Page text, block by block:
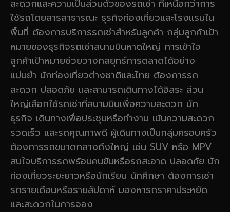
สะดวกและความเป็นส่วนตัวของรถเช่า ที่เหนือกว่าการ
ใช้รถโดยสารสาธารณะ ธุรกิจท่องเที่ยวและโรงแรมใน
พื้นที่ ต้องการบริการรถเช่าสำหรับลูกค้า กลุ่มลูกค้าเป้า
หมายของธุรกิจรถเช่าสนามบินหาดใหญ่ การเข้าใจ
ลูกค้าเป้าหมายช่วยวางกลยุทธ์การตลาดได้อย่าง
แม่นยำ นักท่องเที่ยวต่างชาติและไทย ต้องการรถ
สะดวก ปลอดภัย และสามารถเดินทางได้อิสระ ส่วน
ใหญ่เลือกใช้รถเช่าที่สนามบินเพื่อความสะดวก นัก
ธุรกิจ เดินทางเพื่อประชุมหรือทำงาน เน้นความสะดวก
รวดเร็ว และรถคุณภาพดี ผู้เดินทางเป็นกลุ่มครอบครัว
ต้องการรถขนาดกลางถึงใหญ่ เช่น SUV หรือ MPV
สนใจบริการรถพร้อมคนขับหรือรถสะอาด ปลอดภัย นัก
ท่องเที่ยวระยะยาวหรือนักเรียน นักศึกษา ต้องการเช่า
รถรายเดือนหรือรายสัปดาห์ มองหารถราคาประหยัด
และสะดวกในการจอง